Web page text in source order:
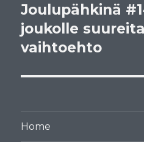
Next
post:
Joulupähkinä
joukolle
vaihtoehto
Home